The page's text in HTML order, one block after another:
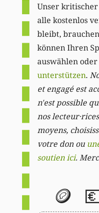
Unser
alle kostenlos
bleibt,
können Ihren
auswählen oder
unterstützen.
et engagé est
n'est possible
nos
moyens,
votre don ou
soutien ici.
🪙